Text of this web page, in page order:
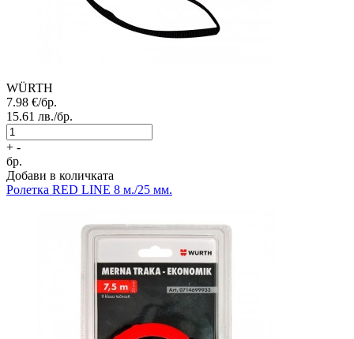
WÜRTH
7.98 €/бр.
15.61 лв./бр.
+ -
бр.
Добави в количката
Ролетка RED LINE 8 м./25 мм.